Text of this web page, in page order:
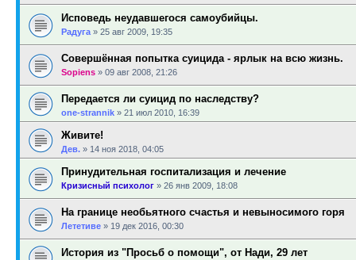
Исповедь неудавшегося самоубийцы.
Радуга » 25 авг 2009, 19:35
Совершённая попытка суицида - ярлык на всю жизнь.
Sopiens » 09 авг 2008, 21:26
Передается ли суицид по наследству?
one-strannik » 21 июл 2010, 16:39
Живите!
Дев. » 14 ноя 2018, 04:05
Принудительная госпитализация и лечение
Кризисный психолог » 26 янв 2009, 18:08
На границе необьятного счастья и невыносимого горя
Лететиве » 19 дек 2016, 00:30
История из "Просьб о помощи", от Нади, 29 лет